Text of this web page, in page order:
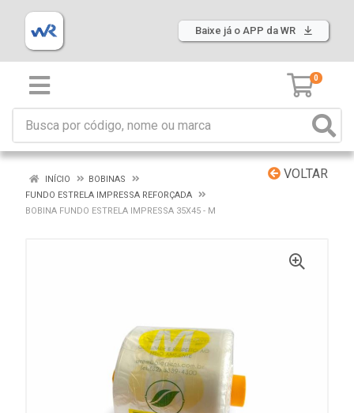
Baixe já o APP da WR
0
VOLTAR
INÍCIO
BOBINAS
FUNDO ESTRELA IMPRESSA REFORÇADA
BOBINA FUNDO ESTRELA IMPRESSA 35X45 - M